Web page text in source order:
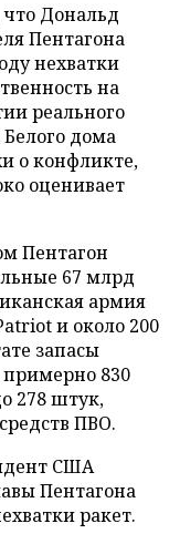
что Дональд
Пентагона
нехватки
на
реального
дома
о конфликте,
оценивает
Пентагон
67 млрд
армия
и около 200
запасы
примерно 830
278 штук,
ПВО.
США
Пентагона
ракет.